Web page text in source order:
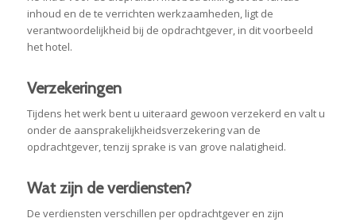
inhoud en de te verrichten werkzaamheden, ligt de
verantwoordelijkheid bij de opdrachtgever, in dit voorbeeld
het hotel.
Verzekeringen
Tijdens het werk bent u uiteraard gewoon verzekerd en valt u
onder de aansprakelijkheidsverzekering van de
opdrachtgever, tenzij sprake is van grove nalatigheid.
Wat zijn de verdiensten?
De verdiensten verschillen per opdrachtgever en zijn